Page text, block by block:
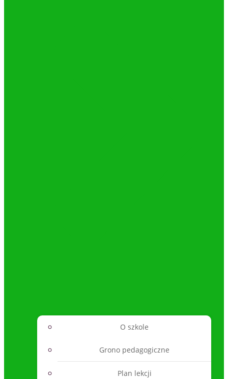
O szkole
Grono pedagogiczne
Plan lekcji